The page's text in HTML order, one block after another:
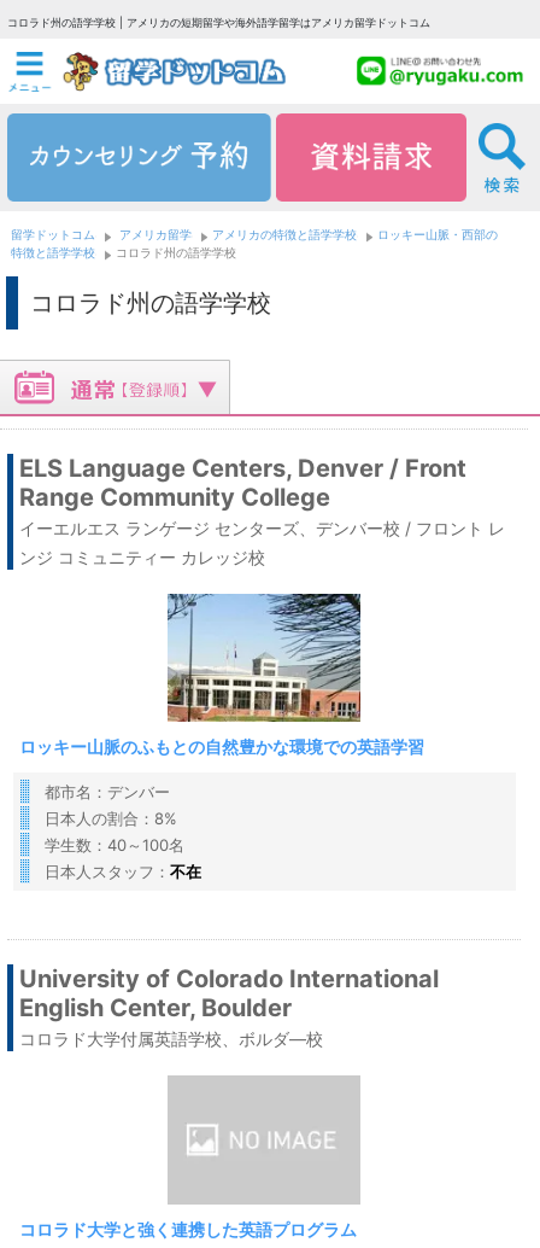
コロラド州の語学学校 | アメリカの短期留学や海外語学留学はアメリカ留学ドットコム
留学ドットコム アメリカ留学 アメリカの特徴と語学学校
ロッキー山脈・西部の
特徴と語学学校
コロラド州の語学学校
コロラド州の語学学校
ELS Language Centers, Denver / Front
Range Community College
イーエルエス ランゲージ センターズ、デンバー校 / フロント レ
ンジ コミュニティー カレッジ校
ロッキー山脈のふもとの自然豊かな環境での英語学習
都市名：デンバー
日本人の割合：8%
学生数：40～100名
日本人スタッフ： 不在
University of Colorado International
English Center, Boulder
コロラド大学付属英語学校、ボルダ―校
コロラド大学と強く連携した英語プログラム